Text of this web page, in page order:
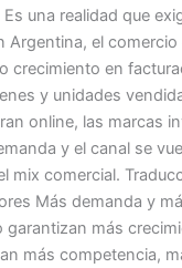
una realidad que
Argentina, el
crecimiento en
y unidades
online, las marcas
y el canal se
mix comercial.
Más demanda y
garantizan más
más competencia,